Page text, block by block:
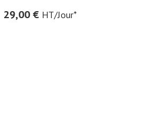
29,00 € HT/Jour*